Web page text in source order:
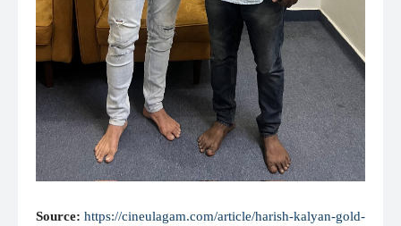
Source: https://cineulagam.com/article/harish-kalyan-gold-